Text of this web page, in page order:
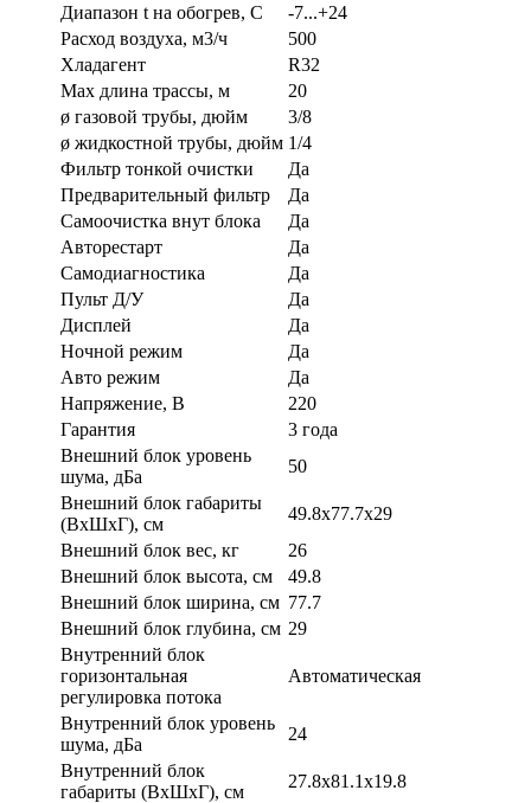
Диапазон t на обогрев, С
-7...+24
Расход воздуха, м3/ч
500
Хладагент
R32
Max длина трассы, м
20
ø газовой трубы, дюйм
3/8
ø жидкостной трубы, дюйм 1/4
Фильтр тонкой очистки
Да
Предварительный фильтр
Да
Самоочистка внут блока
Да
Авторестарт
Да
Самодиагностика
Да
Пульт Д/У
Да
Дисплей
Да
Ночной режим
Да
Авто режим
Да
Напряжение, В
220
Гарантия
3 года
Внешний блок уровень
шума, дБа
50
Внешний блок габариты
(ВхШхГ), см
49.8x77.7x29
Внешний блок вес, кг
26
Внешний блок высота, см
49.8
Внешний блок ширина, см 77.7
Внешний блок глубина, см 29
Внутренний блок
горизонтальная
регулировка потока
Автоматическая
Внутренний блок уровень
шума, дБа
24
Внутренний блок
габариты (ВхШхГ), см
27.8x81.1x19.8